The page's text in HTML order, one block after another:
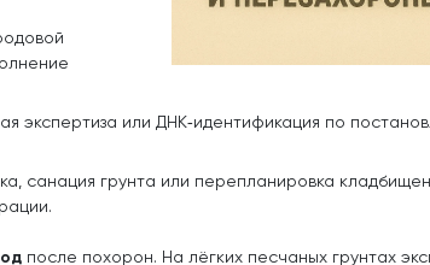
экспертиза или ДНК‑идентификация по
санация грунта или перепланировка
после похорон. На лёгких песчаных грунтах